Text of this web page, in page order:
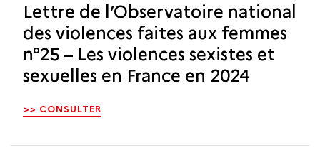
Lettre de l’Observatoire national
des violences faites aux femmes
n°25 – Les violences sexistes et
sexuelles en France en 2024
>> CONSULTER